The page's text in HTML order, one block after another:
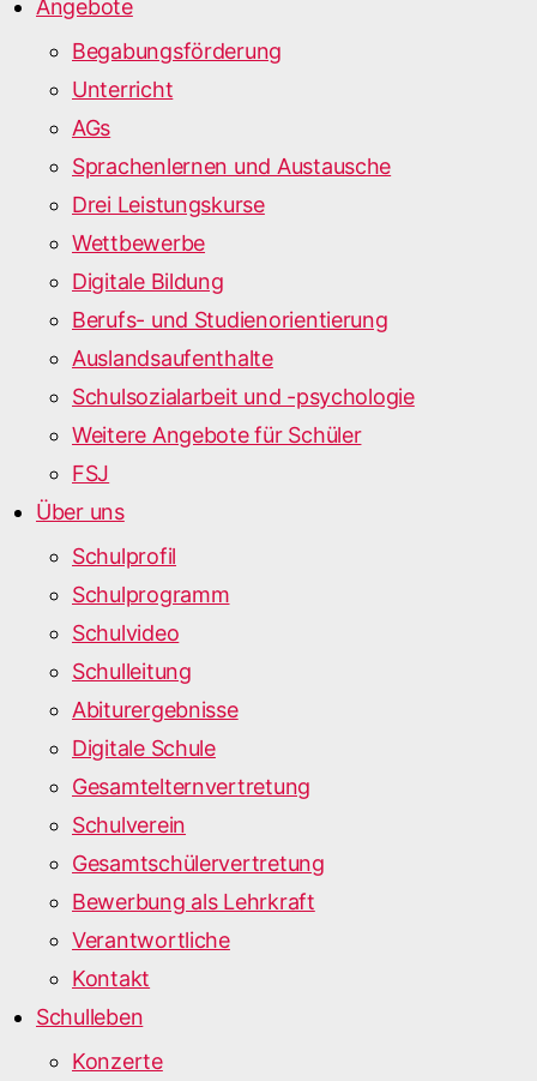
Angebote
Begabungsförderung
Unterricht
AGs
Sprachenlernen und Austausche
Drei Leistungskurse
Wettbewerbe
Digitale Bildung
Berufs- und Studienorientierung
Auslandsaufenthalte
Schulsozialarbeit und -psychologie
Weitere Angebote für Schüler
FSJ
Über uns
Schulprofil
Schulprogramm
Schulvideo
Schulleitung
Abiturergebnisse
Digitale Schule
Gesamtelternvertretung
Schulverein
Gesamtschülervertretung
Bewerbung als Lehrkraft
Verantwortliche
Kontakt
Schulleben
Konzerte